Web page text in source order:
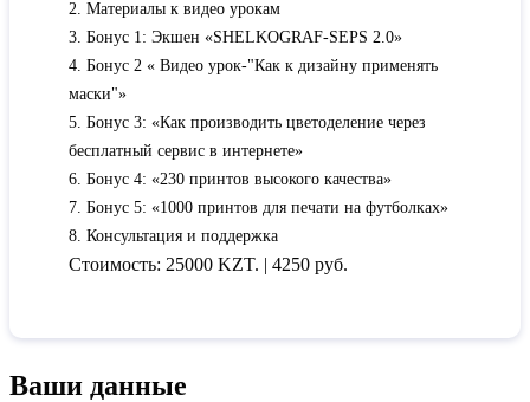
2. Материалы к видео урокам
3. Бонус 1: Экшен «SHELKOGRAF-SEPS 2.0»
4. Бонус 2 « Видео урок-"Как к дизайну применять
маски"»
5. Бонус 3: «Как производить цветоделение через
бесплатный сервис в интернете»
6. Бонус 4: «230 принтов высокого качества»
7. Бонус 5: «1000 принтов для печати на футболках»
8. Консультация и поддержка
Стоимость: 25000 KZT. | 4250 руб.
Ваши данные